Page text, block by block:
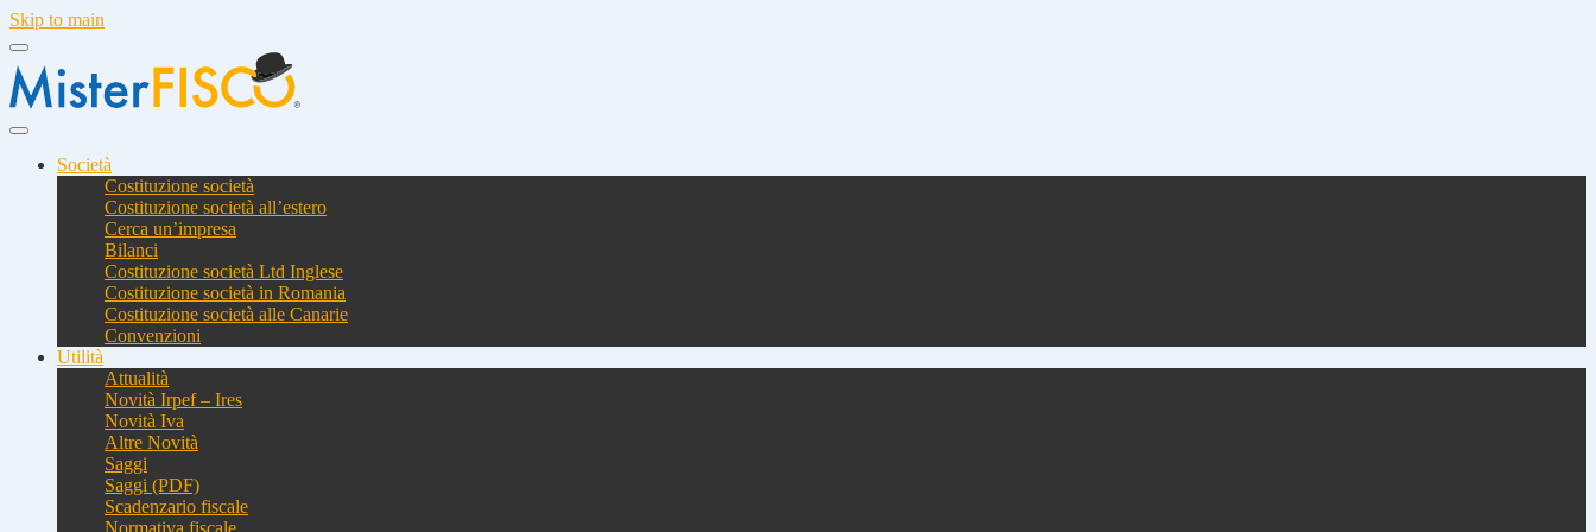
Skip to main
Società
Costituzione società
Costituzione società all’estero
Cerca un’impresa
Bilanci
Costituzione società Ltd Inglese
Costituzione società in Romania
Costituzione società alle Canarie
Convenzioni
Utilità
Attualità
Novità Irpef – Ires
Novità Iva
Altre Novità
Saggi
Saggi (PDF)
Scadenzario fiscale
Normativa fiscale